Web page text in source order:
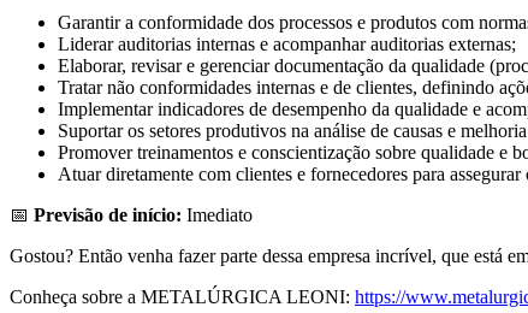
Garantir a conformidade dos processos e produtos com
Liderar auditorias internas e acompanhar auditorias externas;
Elaborar, revisar e gerenciar documentação da qualidade
Tratar não conformidades internas e de clientes, definindo
Implementar indicadores de desempenho da qualidade e
Suportar os setores produtivos na análise de causas e
Promover treinamentos e conscientização sobre qualidade e
Atuar diretamente com clientes e fornecedores para assegurar
📅 Previsão de início: Imediato
Gostou? Então venha fazer parte dessa empresa incrível, que está
Conheça sobre a METALÚRGICA LEONI: https://